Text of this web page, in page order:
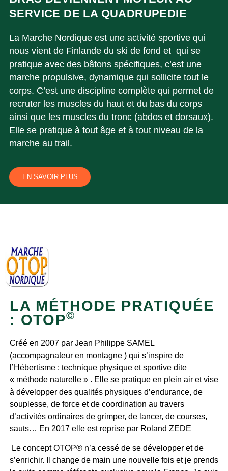
SERVICE DE LA QUADRUPEDIE
La Marche Nordique est une activité sportive qui
nous vient de Finlande du ski de fond et qui se
pratique avec des bâtons spécifiques, c’est une
marche propulsive, dynamique qui sollicite tout le
corps. C’est une discipline complète qui permet de
recruter les muscles du haut et du bas du corps
ainsi que les muscles du tronc (abdos et dorsaux).
Elle se pratique à tout âge et à tout niveau de la
marche au trail.
EN SAVOIR PLUS
LA MÉTHODE PRATIQUÉE
: OTOP©
Créé en 2007 par Jean Philippe SAMEL
(accompagnateur en montagne ) qui s’inspire de
l’Hébertisme: technique physique et sportive dite
« méthode naturelle » . Elle se pratique en plein air et vise
à développer des qualités physiques d’endurance, de
souplesse, de force et de coordination au travers
d’activités ordinaires de grimper, de lancer, de courses,
sauts… En 2017 elle est reprise par Roland ZEDE
Le concept OTOP® n’a cessé de se développer et de
s’enrichir. Il change de main une nouvelle fois et je prends